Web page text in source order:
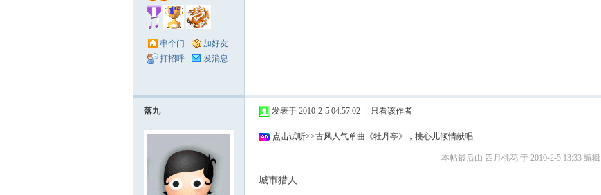
串个门
加好友
打招呼
发消息
落九 发表于 2010-2-5 04:57:02 只看该作者
点击试听>>古风人气单曲《牡丹亭》，桃心儿倾情献唱
本帖最后由 四月桃花 于 2010-2-5 13:33 编辑
城市猎人